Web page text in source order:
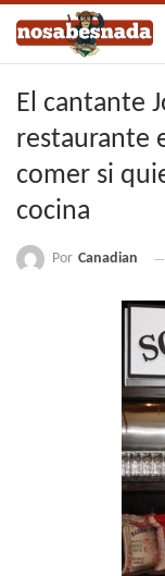
El cantante
restaurante
comer si
cocina
Por Canadian